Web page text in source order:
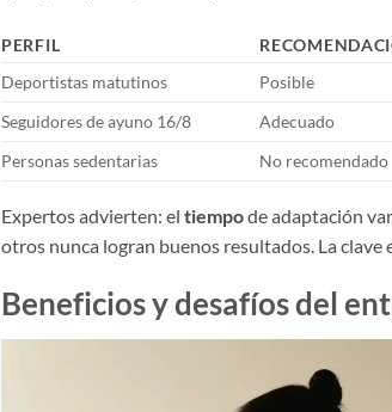
PERFIL
Deportistas matutinos
Posible
Seguidores de ayuno 16/8
Adecuado
Personas sedentarias
No recomendado
Expertos advierten: el tiempode adaptación
otros nunca logran buenos resultados. La
Beneficios y desafíos del